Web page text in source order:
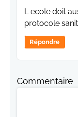
L ecole doit
protocole
Répondre
Commentaire